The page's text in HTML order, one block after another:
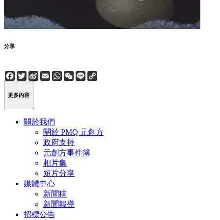
分享
Facebook
Twitter
Sina
Weibo
EmailWhatsApp
WeChat
Line
更多內容
關於我們
關於 PMQ 元創方
政府支持
元創方事件簿
相片集
短片分享
媒體中心
新聞稿
新聞報導
招標公告